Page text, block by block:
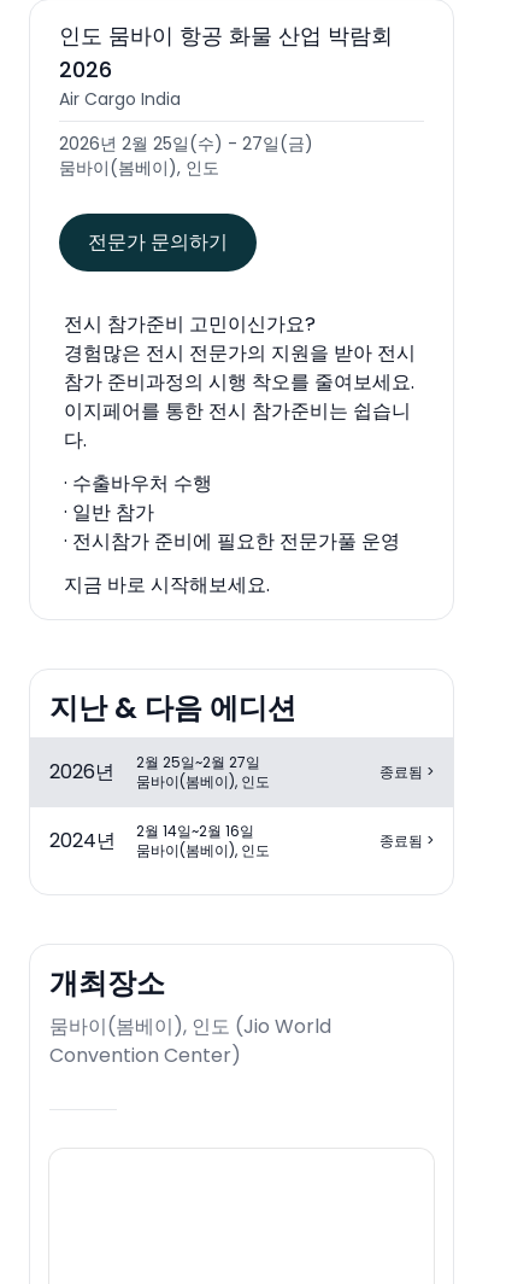
인도 뭄바이 항공 화물 산업 박람회
2026
Air Cargo India
2026년 2월 25일(수) - 27일(금)
뭄바이(봄베이), 인도
전문가 문의하기
전시 참가준비 고민이신가요?
경험많은 전시 전문가의 지원을 받아 전시
참가 준비과정의 시행 착오를 줄여보세요.
이지페어를 통한 전시 참가준비는 쉽습니
다.
· 수출바우처 수행
· 일반 참가
· 전시참가 준비에 필요한 전문가풀 운영
지금 바로 시작해보세요.
지난 & 다음 에디션
2026년
2월 25일~2월 27일
뭄바이(봄베이), 인도
종료됨 >
2024년
2월 14일~2월 16일
뭄바이(봄베이), 인도
종료됨 >
개최장소
뭄바이(봄베이), 인도 (Jio World
Convention Center)